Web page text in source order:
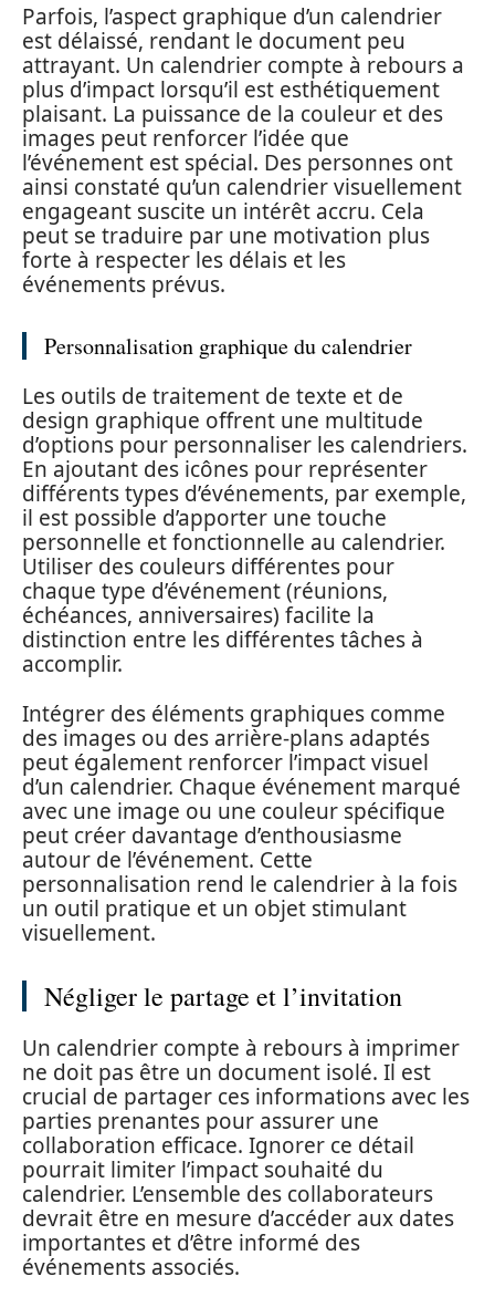
Parfois, l’aspect graphique d’un calendrier
est délaissé, rendant le document peu
attrayant. Un calendrier compte à rebours a
plus d’impact lorsqu’il est esthétiquement
plaisant. La puissance de la couleur et des
images peut renforcer l’idée que
l’événement est spécial. Des personnes ont
ainsi constaté qu’un calendrier visuellement
engageant suscite un intérêt accru. Cela
peut se traduire par une motivation plus
forte à respecter les délais et les
événements prévus.
Personnalisation graphique du calendrier
Les outils de traitement de texte et de
design graphique offrent une multitude
d’options pour personnaliser les calendriers.
En ajoutant des icônes pour représenter
différents types d’événements, par exemple,
il est possible d’apporter une touche
personnelle et fonctionnelle au calendrier.
Utiliser des couleurs différentes pour
chaque type d’événement (réunions,
échéances, anniversaires) facilite la
distinction entre les différentes tâches à
accomplir.
Intégrer des éléments graphiques comme
des images ou des arrière-plans adaptés
peut également renforcer l’impact visuel
d’un calendrier. Chaque événement marqué
avec une image ou une couleur spécifique
peut créer davantage d’enthousiasme
autour de l’événement. Cette
personnalisation rend le calendrier à la fois
un outil pratique et un objet stimulant
visuellement.
Négliger le partage et l’invitation
Un calendrier compte à rebours à imprimer
ne doit pas être un document isolé. Il est
crucial de partager ces informations avec les
parties prenantes pour assurer une
collaboration efficace. Ignorer ce détail
pourrait limiter l’impact souhaité du
calendrier. L’ensemble des collaborateurs
devrait être en mesure d’accéder aux dates
importantes et d’être informé des
événements associés.